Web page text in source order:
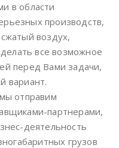
в области
производств,
воздух,
все возможное
перед Вами задачи,
вариант.
отправим
партнерами,
деятельность
грузов